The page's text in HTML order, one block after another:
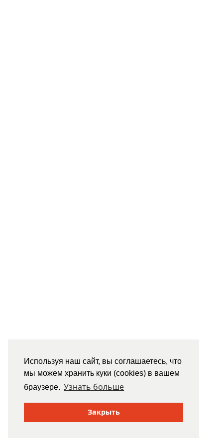
Используя наш сайт, вы соглашаетесь, что
мы можем хранить куки (cookies) в вашем
браузере. Узнать больше
Закрыть